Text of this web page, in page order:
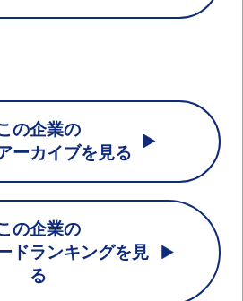
の企業の
ーカイブを見る
の企業の
ドランキングを見
る